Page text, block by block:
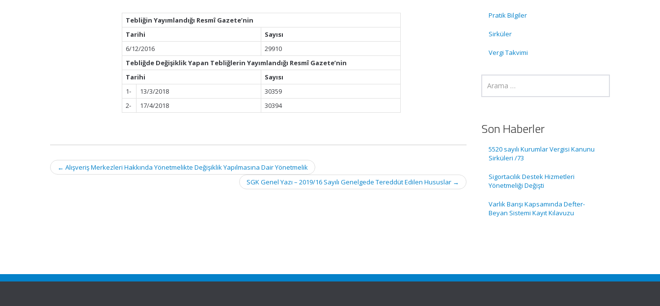
Tebliğin Yayımlandığı Resmî Gazete’nin
Tarihi
Sayısı
6/12/2016
29910
Tebliğde Değişiklik Yapan Tebliğlerin Yayımlandığı Resmî Gazete’nin
Tarihi
Sayısı
1-
13/3/2018
30359
2-
17/4/2018 30394
Post
navigation
← Alışveriş Merkezleri Hakkında Yönetmelikte Değişiklik Yapılmasına Dair Yönetmelik
SGK Genel Yazı – 2019/16 Sayılı Genelgede Tereddüt Edilen Hususlar →
Pratik Bilgiler
Sirküler
Vergi Takvimi
Son Haberler
5520 sayılı Kurumlar Vergisi Kanunu
Sirküleri /73
Sigortacılık Destek Hizmetleri
Yönetmeliği Değişti
Varlık Barışı Kapsamında Defter-
Beyan Sistemi Kayıt Kılavuzu